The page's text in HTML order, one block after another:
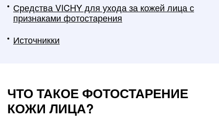
Средства VICHY для ухода за кожей лица с
признаками фотостарения
Источникки
ЧТО ТАКОЕ ФОТОСТАРЕНИЕ
КОЖИ ЛИЦА?